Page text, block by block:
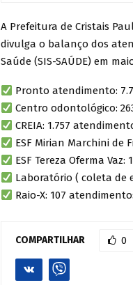
A Prefeitura de Cristais
divulga o balanço dos
Saúde (SIS-SAÚDE) em
Pronto atendimento:
Centro odontológico:
CREIA: 1.757
ESF Mirian Marchini de
ESF Tereza Oferma
Laboratório ( coleta de
Raio-X: 107
COMPARTILHAR 0